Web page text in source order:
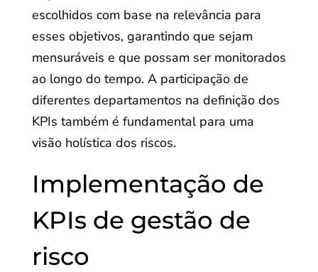
escolhidos com base na relevância para
esses objetivos, garantindo que sejam
mensuráveis e que possam ser monitorados
ao longo do tempo. A participação de
diferentes departamentos na definição dos
KPIs também é fundamental para uma
visão holística dos riscos.
Implementação de
KPIs de gestão de
risco